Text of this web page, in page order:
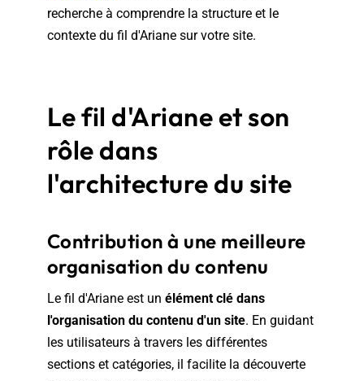
recherche à comprendre la structure et le
contexte du fil d'Ariane sur votre site.
Le fil d'Ariane et son
rôle dans
l'architecture du site
Contribution à une meilleure
organisation du contenu
Le fil d'Ariane est un élément clé dans
l'organisation du contenu d'un site. En guidant
les utilisateurs à travers les différentes
sections et catégories, il facilite la découverte